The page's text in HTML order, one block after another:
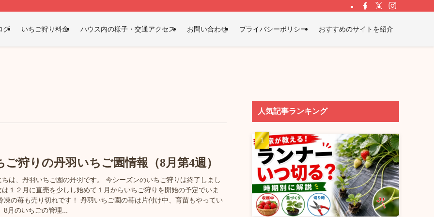
グ いちご狩り料金 ハウス内の様子・交通アクセス お問い合わせ プライバシーポリシー おすすめのサイトを紹介
ご狩りの丹羽いちご園情報（8月第4週）
ちは、丹羽いちご園の丹羽です。 今シーズンのいちご狩りは終了しまし
は１２月に直売を少しし始めて１月からいちご狩りを開始の予定でいま
凍の苺も売り切れです！ 丹羽いちご園の苺は片付け中、育苗もやってい
8月のいちごの管理...
人気記事ランキング